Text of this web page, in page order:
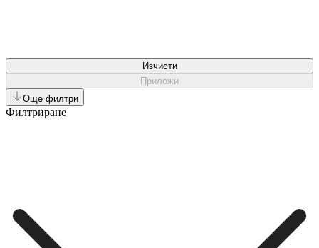
Изчисти
Приложи
Още филтри
Филтриране